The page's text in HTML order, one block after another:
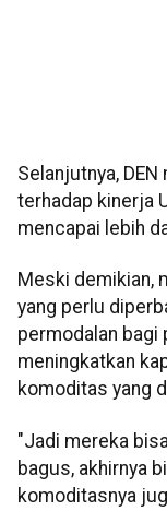
Selanjutnya,
terhadap kinerja
mencapai lebih
Meski demikian,
yang perlu
permodalan bagi
meningkatkan
komoditas yang
"Jadi mereka
bagus, akhirnya
komoditasnya